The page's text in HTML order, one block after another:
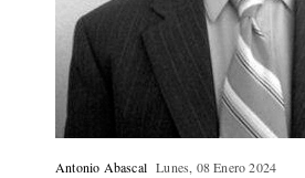
Antonio Abascal Lunes, 08 Enero 2024